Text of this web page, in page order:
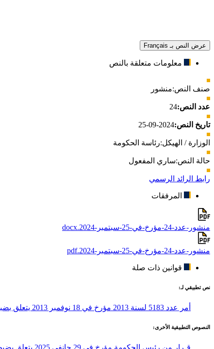
عرض النص بـ Français
معلومات متعلقة بالنص
صنف النص:منشور
عدد النص:24
تاريخ النص:2024-09-25
الوزارة / الهيكل:رئاسة الحكومة
حالة النص:ساري المفعول
رابط الرائد الرسمي
المرفقات
منشور-عدد-24-مؤرخ-في-25-سبتمبر-2024.docx
منشور-عدد-24-مؤرخ-في-25-سبتمبر-2024.pdf
قوانين ذات صلة
نص تطبيقي لـ:
أمر عدد 5183 لسنة 2013 مؤرخ في 18 نوفمبر 2013 يتعلق بضبط معايير وإجراءات وشروط إسناد التمويل العمومي للجمعيات
النصوص التطبيقية الأخرى: